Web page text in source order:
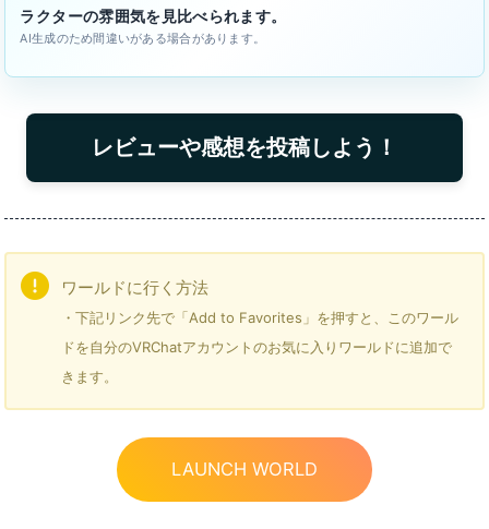
ラクターの雰囲気を見比べられます。
AI生成のため間違いがある場合があります。
レビューや感想を投稿しよう！
ワールドに行く方法
・下記リンク先で「Add to Favorites」を押すと、このワール
ドを自分のVRChatアカウントのお気に入りワールドに追加で
きます。
LAUNCH WORLD